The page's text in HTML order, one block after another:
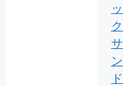
ッ
ク
サ
ン
ド